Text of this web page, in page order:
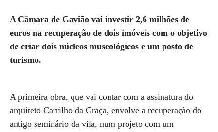
A Câmara de Gavião vai investir 2,6 milhões de
euros na recuperação de dois imóveis com o objetivo
de criar dois núcleos museológicos e um posto de
turismo.
A primeira obra, que vai contar com a assinatura do
arquiteto Carrilho da Graça, envolve a recuperação do
antigo seminário da vila, num projeto com um